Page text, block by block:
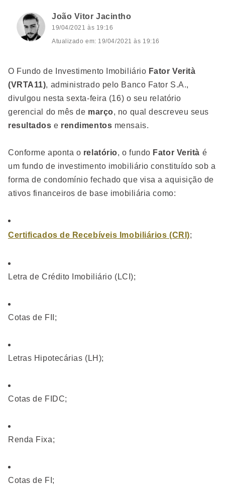
João Vitor Jacintho
19/04/2021 às 19:16
Atualizado em: 19/04/2021 às 19:16
O Fundo de Investimento Imobiliário Fator Verità
(VRTA11), administrado pelo Banco Fator S.A.,
divulgou nesta sexta-feira (16) o seu relatório
gerencial do mês de março, no qual descreveu seus
resultados e rendimentos mensais.
Conforme aponta o relatório, o fundo Fator Verità é
um fundo de investimento imobiliário constituído sob a
forma de condomínio fechado que visa a aquisição de
ativos financeiros de base imobiliária como:
Certificados de Recebíveis Imobiliários (CRI);
Letra de Crédito Imobiliário (LCI);
Cotas de FII;
Letras Hipotecárias (LH);
Cotas de FIDC;
Renda Fixa;
Cotas de FI;